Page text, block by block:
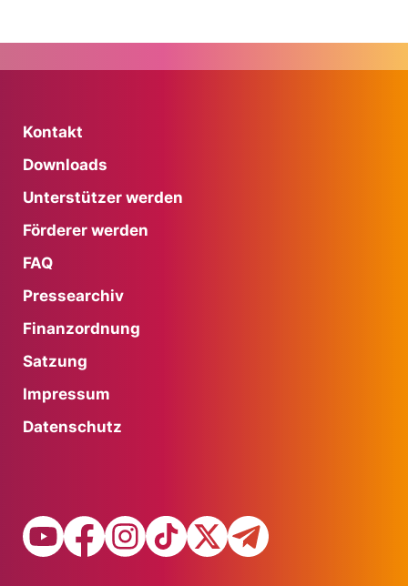
Kontakt
Downloads
Unterstützer werden
Förderer werden
FAQ
Pressearchiv
Finanzordnung
Satzung
Impressum
Datenschutz